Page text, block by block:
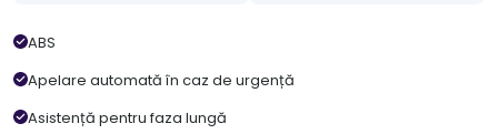
ABS
Apelare automată în caz de urgență
Asistență pentru faza lungă